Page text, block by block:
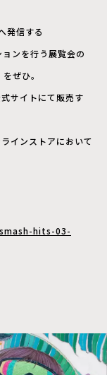
発信する
ンを行う展覧会の
ぜひ。
サイトにて販売す
インストアにおいて
hits-03-